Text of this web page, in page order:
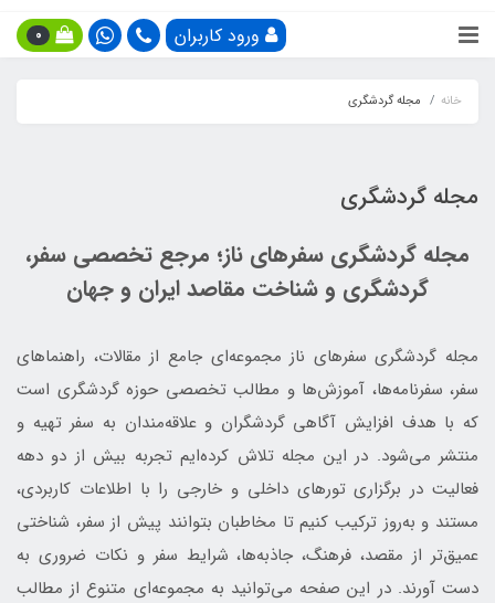
ورود کاربران 0
خانه مجله گردشگری
مجله گردشگری
مجله گردشگری سفرهای ناز؛ مرجع تخصصی سفر،
گردشگری و شناخت مقاصد ایران و جهان
مجله گردشگری سفرهای ناز مجموعه‌ای جامع از مقالات، راهنماهای
سفر، سفرنامه‌ها، آموزش‌ها و مطالب تخصصی حوزه گردشگری است
که با هدف افزایش آگاهی گردشگران و علاقه‌مندان به سفر تهیه و
منتشر می‌شود. در این مجله تلاش کرده‌ایم تجربه بیش از دو دهه
فعالیت در برگزاری تورهای داخلی و خارجی را با اطلاعات کاربردی،
مستند و به‌روز ترکیب کنیم تا مخاطبان بتوانند پیش از سفر، شناختی
عمیق‌تر از مقصد، فرهنگ، جاذبه‌ها، شرایط سفر و نکات ضروری به
دست آورند. در این صفحه می‌توانید به مجموعه‌ای متنوع از مطالب